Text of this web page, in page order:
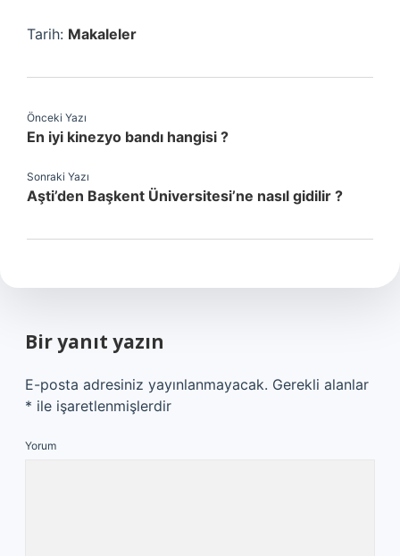
Tarih: Makaleler
Önceki Yazı
En iyi kinezyo bandı hangisi ?
Sonraki Yazı
Aşti’den Başkent Üniversitesi’ne nasıl gidilir ?
Bir yanıt yazın
E-posta adresiniz yayınlanmayacak. Gerekli alanlar
* ile işaretlenmişlerdir
Yorum